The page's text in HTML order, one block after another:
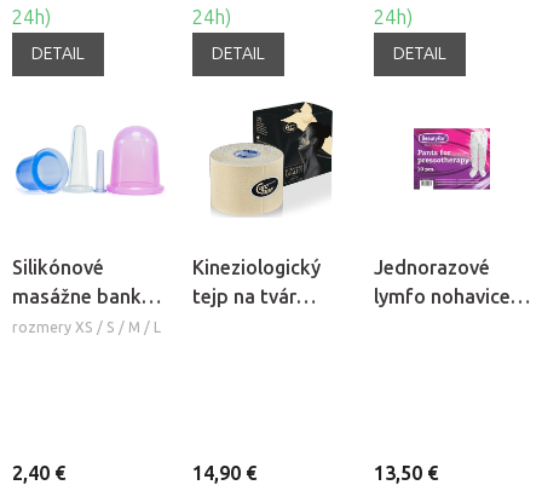
24h)
DETAIL
24h)
DETAIL
24h)
DETAIL
Silikónové
masážne banky
Fabulo Bell
rozmery XS / S / M / L
2,40 €
Kineziologický
tejp na tvár
14,90 €
Jednorazové
lymfo nohavice z
13,50 €